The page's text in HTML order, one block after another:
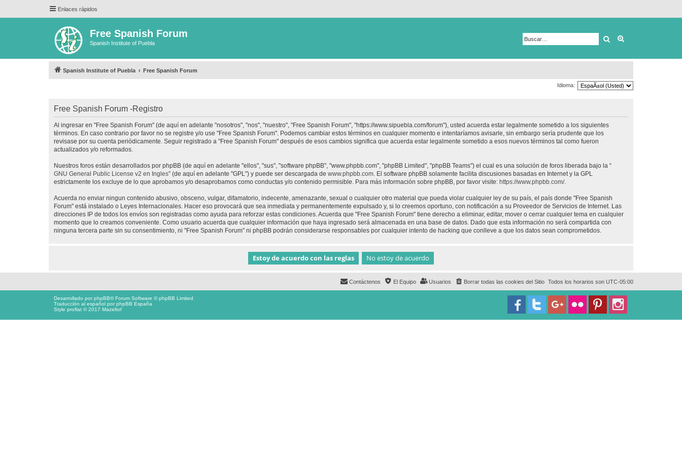
Enlaces rápidos
Free Spanish Forum
Spanish Institute of Puebla Buscar
Spanish Institute of Puebla Free Spanish Forum
Idioma:
Free Spanish Forum -Registro
Al ingresar en "Free Spanish Forum" (de aquí en adelante "nosotros", "nos", "nuestro", "Free Spanish Forum", "https://www.sipuebla.com/forum"), usted acuerda estar legalmente sometido a los siguientes
términos. En caso contrario por favor no se registre y/o use "Free Spanish Forum". Podemos cambiar estos términos en cualquier momento e intentaríamos avisarle, sin embargo sería prudente que los
revisase por su cuenta periódicamente. Seguir registrado a "Free Spanish Forum" después de esos cambios significa que acuerda estar legalmente sometido a esos nuevos términos tal como fueron
actualizados y/o reformados.
Nuestros foros están desarrollados por phpBB (de aquí en adelante "ellos", "sus", "software phpBB", "www.phpbb.com", "phpBB Limited", "phpBB Teams") el cual es una solución de foros liberada bajo la “
GNU General Public License v2 en Ingles” (de aquí en adelante "GPL") y puede ser descargada de www.phpbb.com . El software phpBB solamente facilita discusiones basadas en Internet y la GPL
estrictamente los excluye de lo que aprobamos y/o desaprobamos como conductas y/o contenido permisible. Para más información sobre phpBB, por favor visite: https://www.phpbb.com/.
Acuerda no enviar ningun contenido abusivo, obsceno, vulgar, difamatorio, indecente, amenazante, sexual o cualquier otro material que pueda violar cualquier ley de su país, el país donde "Free Spanish
Forum" está instalado o Leyes Internacionales. Hacer eso provocará que sea inmediata y permanentemente expulsado y, si lo creemos oportuno, con notificación a su Proveedor de Servicios de Internet. Las
direcciones IP de todos los envíos son registradas como ayuda para reforzar estas condiciones. Acuerda que "Free Spanish Forum" tiene derecho a eliminar, editar, mover o cerrar cualquier tema en cualquier
momento que lo creamos conveniente. Como usuario acuerda que cualquier información que haya ingresado será almacenada en una base de datos. Dado que esta información no será compartida con
ninguna tercera parte sin su consentimiento, ni "Free Spanish Forum" ni phpBB podrán considerarse responsables por cualquier intento de hacking que conlleve a que los datos sean comprometidos.
Todos los horarios son UTC-05:00
Borrar todas las cookies del Sitio
Usuarios
El Equipo
Contáctenos
Desarrollado porphpBB® Forum Software © phpBB Limited
Traducción al español porphpBB España
Style proflat © 2017 Mazeltof